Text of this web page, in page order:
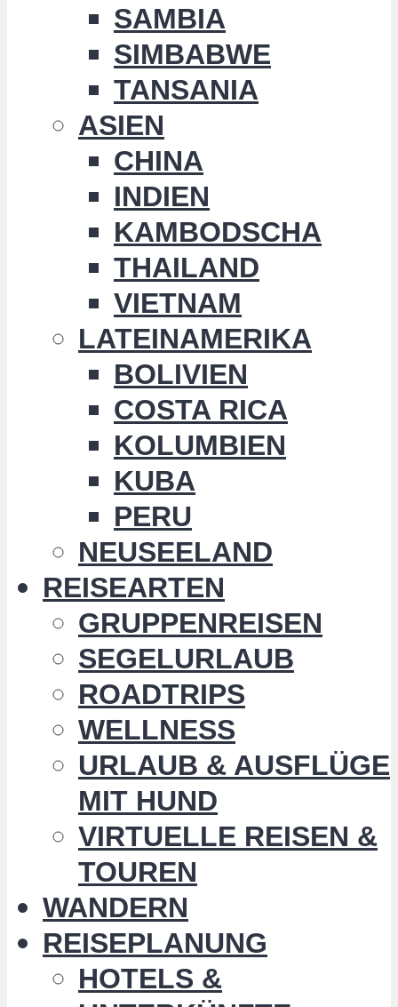
SAMBIA
SIMBABWE
TANSANIA
ASIEN
CHINA
INDIEN
KAMBODSCHA
THAILAND
VIETNAM
LATEINAMERIKA
BOLIVIEN
COSTA RICA
KOLUMBIEN
KUBA
PERU
NEUSEELAND
REISEARTEN
GRUPPENREISEN
SEGELURLAUB
ROADTRIPS
WELLNESS
URLAUB & AUSFLÜGE
MIT HUND
VIRTUELLE REISEN &
TOUREN
WANDERN
REISEPLANUNG
HOTELS &